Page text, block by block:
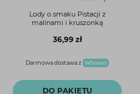
Lody o smaku Pistacji z
malinami i kruszonką
36,99 zł
Darmowa dostawa z
DO PAKIETU